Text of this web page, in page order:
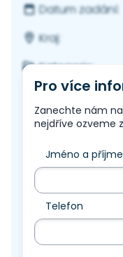
Datum zadání:
Kraj:
Kategorie:
Pro více
Zanechte nám
nejdříve ozveme
Jméno a
Telefon